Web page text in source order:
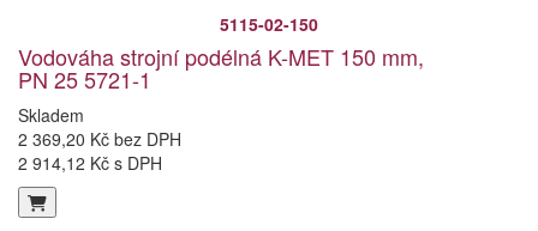
5115-02-150
Vodováha strojní podélná K-MET 150 mm,
PN 25 5721-1
Skladem
2 369,20 Kč bez DPH
2 914,12 Kč s DPH